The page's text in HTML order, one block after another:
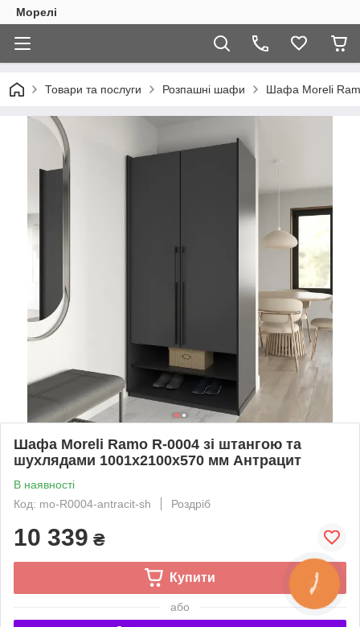
Морелі
Товари та послуги Розпашні шафи Шафа Moreli
Шафа Moreli Ramo R-0004 зі штангою та
шухлядами 1001x2100x570 мм Антрацит
В наявності
Код: mo-R0004-antracit-sh
Роздріб
10 339 ₴
Купити
або